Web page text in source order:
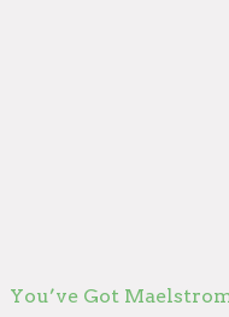
You’ve Got